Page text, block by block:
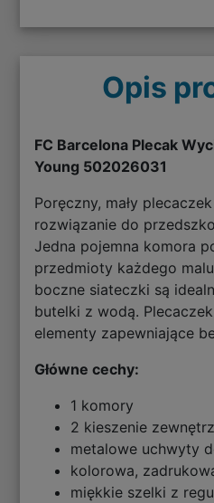
Opis
FC Barcelona Plecak
Young 502026031
Poręczny, mały
rozwiązanie do
Jedna pojemna komora
przedmioty każdego
boczne siateczki są
butelki z wodą.
elementy zapewniające
Główne cechy:
1 komory
2 kieszenie
metalowe uchwyty
kolorowa,
miękkie szelki z